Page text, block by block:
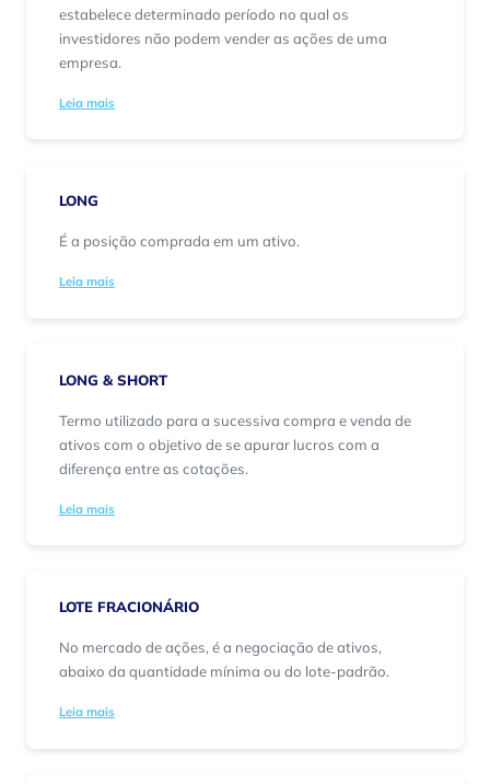
estabelece determinado período no qual os
investidores não podem vender as ações de uma
empresa.
Leia mais
LONG
É a posição comprada em um ativo.
Leia mais
LONG & SHORT
Termo utilizado para a sucessiva compra e venda de
ativos com o objetivo de se apurar lucros com a
diferença entre as cotações.
Leia mais
LOTE FRACIONÁRIO
No mercado de ações, é a negociação de ativos,
abaixo da quantidade mínima ou do lote-padrão.
Leia mais